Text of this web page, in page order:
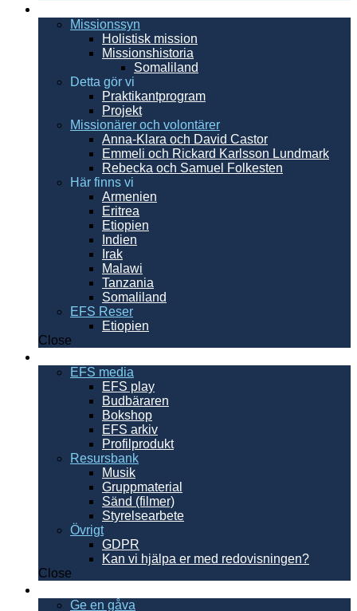
Missionssyn
Holistisk mission
Missionshistoria
Somaliland
Detta gör vi
Praktikantprogram
Projekt
Missionärer och volontärer
Anna-Klara och David Castor
Emmeli och Rickard Karlsson Lundmark
Rebecka och Samuel Folkesten
Här finns vi
Armenien
Eritrea
Etiopien
Indien
Irak
Malawi
Tanzania
Somaliland
EFS Reser
Etiopien
Close
EFS media
EFS play
Budbäraren
Bokshop
EFS arkiv
Profilprodukt
Resursbank
Musik
Gruppmaterial
Sänd (filmer)
Styrelsearbete
Övrigt
GDPR
Kan vi hjälpa er med redovisningen?
Close
Ge en gåva